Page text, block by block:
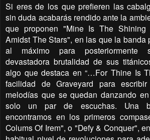
Si eres de los que prefieren las
sin duda acabarás rendido ante la
que proponen "Mine Is The
Amidst The Stars", en las que la banda
al máximo para posteriormente
devastadora brutalidad de sus
algo que destaca en “…For Thine Is
facilidad de Graveyard para
melodías que se quedan danzando
solo un par de escuchas. Una
encontramos en los primeros
Colums Of Irem", o "Defy & Conquer",